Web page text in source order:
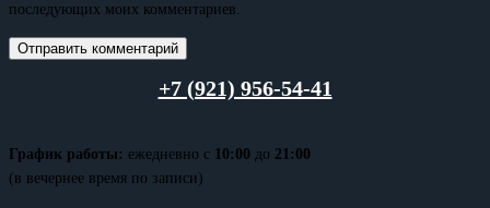
последующих моих комментариев.
+7 (921) 956-54-41
График работы: ежедневно с 10:00 до 21:00
(в вечернее время по записи)